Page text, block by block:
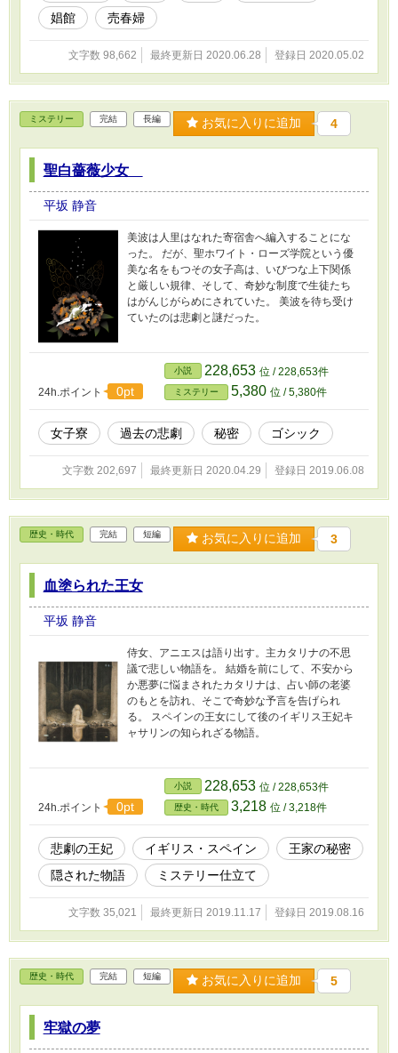
娼館
売春婦
文字数 98,662 最終更新日 2020.06.28 登録日 2020.05.02
ミステリー 完結 長編 お気に入りに追加 4
聖白薔薇少女
平坂 静音
美波は人里はなれた寄宿舎へ編入することにな
った。 だが、聖ホワイト・ローズ学院という優
美な名をもつその女子高は、いびつな上下関係
と厳しい規律、そして、奇妙な制度で生徒たち
はがんじがらめにされていた。 美波を待ち受け
ていたのは悲劇と謎だった。
24h.ポイント 0pt
小説 228,653 位 / 228,653件
ミステリー 5,380 位 / 5,380件
女子寮 過去の悲劇 秘密 ゴシック
文字数 202,697 最終更新日 2020.04.29 登録日 2019.06.08
歴史・時代 完結 短編 お気に入りに追加 3
血塗られた王女
平坂 静音
侍女、アニエスは語り出す。主カタリナの不思
議で悲しい物語を。 結婚を前にして、不安から
か悪夢に悩まされたカタリナは、占い師の老婆
のもとを訪れ、そこで奇妙な予言を告げられ
る。 スペインの王女にして後のイギリス王妃キ
ャサリンの知られざる物語。
24h.ポイント 0pt
小説 228,653 位 / 228,653件
歴史・時代 3,218 位 / 3,218件
悲劇の王妃 イギリス・スペイン
王家の秘密
隠された物語
ミステリー仕立て
文字数 35,021 最終更新日 2019.11.17 登録日 2019.08.16
歴史・時代 完結 短編 お気に入りに追加 5
牢獄の夢